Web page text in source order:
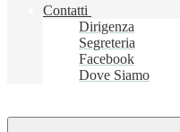
Contatti
Dirigenza
Segreteria
Facebook
Dove Siamo